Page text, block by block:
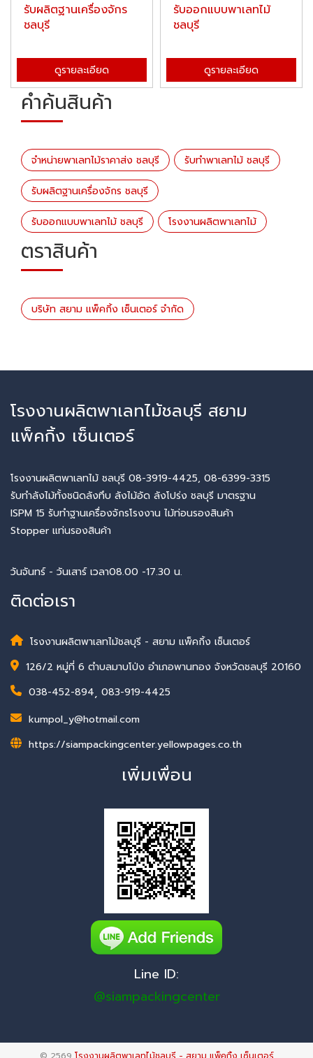
รับผลิตฐานเครื่องจักร
ชลบุรี
ดูรายละเอียด
รับออกแบบพาเลทไม้
ชลบุรี
ดูรายละเอียด
คำค้นสินค้า
จำหน่ายพาเลทไม้ราคาส่ง ชลบุรี รับทำพาเลทไม้ ชลบุรี
รับผลิตฐานเครื่องจักร ชลบุรี
รับออกแบบพาเลทไม้ ชลบุรี โรงงานผลิตพาเลทไม้
ตราสินค้า
บริษัท สยาม แพ็คกิ้ง เซ็นเตอร์ จำกัด
โรงงานผลิตพาเลทไม้ชลบุรี สยาม
แพ็คกิ้ง เซ็นเตอร์
โรงงานผลิตพาเลทไม้ ชลบุรี 08-3919-4425, 08-6399-3315
รับทำลังไม้ทั้งชนิดลังทึบ ลังไม้อัด ลังโปร่ง ชลบุรี มาตรฐาน
ISPM 15 รับทำฐานเครื่องจักรโรงงาน ไม้ท่อนรองสินค้า
Stopper แท่นรองสินค้า
วันจันทร์ - วันเสาร์ เวลา08.00 -17.30 น.
ติดต่อเรา
โรงงานผลิตพาเลทไม้ชลบุรี - สยาม แพ็คกิ้ง เซ็นเตอร์
126/2 หมู่ที่ 6 ตำบลมาบโป่ง อำเภอพานทอง จังหวัดชลบุรี 20160
038-452-894, 083-919-4425
kumpol_y@hotmail.com
https://siampackingcenter.yellowpages.co.th
เพิ่มเพื่อน
Line ID:
@siampackingcenter